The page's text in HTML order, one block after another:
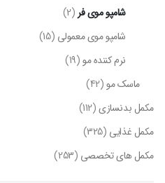
شامپو موی فر (2)
شامپو موی معمولی (15)
نرم کننده مو(19)
ماسک مو(42)
مکمل بدنسازی(112)
مکمل غذایی (325)
مکمل های تخصصی (253)